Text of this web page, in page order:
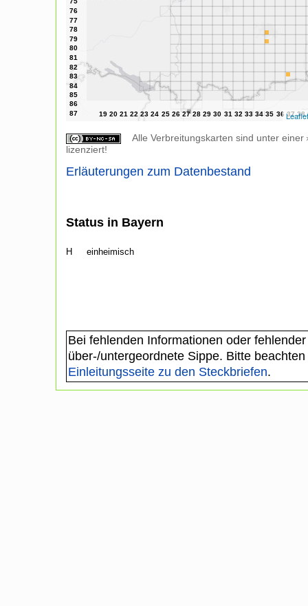
Leaflet
Alle Verbreitungskarten sind unter einer
lizenziert!
Erläuterungen zum Datenbestand
Status in Bayern
H einheimisch
Bei fehlenden Informationen oder
über-/untergeordnete Sippe. Bitte
Einleitungsseite zu den Steckbriefen.